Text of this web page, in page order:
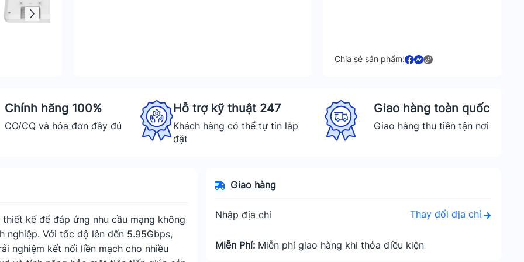
Chia sẻ sản phẩm:
Chính hãng 100%
CO/CQ và hóa đơn đầy đủ
Hỗ trợ kỹ thuật 247
Khách hàng có thể tự tin lắp
đặt
Giao hàng toàn quốc
Giao hàng thu tiền tận nơi
kế để đáp ứng nhu cầu mạng không
nghiệp. Với tốc độ lên đến 5.95Gbps,
nghiệm kết nối liền mạch cho nhiều
Giao hàng
Nhập địa chỉ Thay đổi địa chỉ
Miễn Phí: Miễn phí giao hàng khi thỏa điều kiện